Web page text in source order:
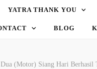
YATRA THANK YOU
BLOG
(Motor) Siang Hari